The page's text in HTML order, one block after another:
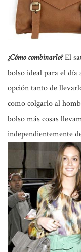
¿Cómo combinarlo?El
bolso ideal para el día
opción tanto de
como colgarlo al
bolso más cosas
independientemente